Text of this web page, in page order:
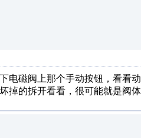
电磁阀上那个手动按钮，看看
掉的拆开看看，很可能就是阀